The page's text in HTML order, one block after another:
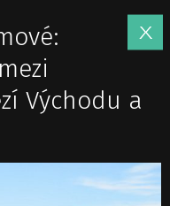
Východu a